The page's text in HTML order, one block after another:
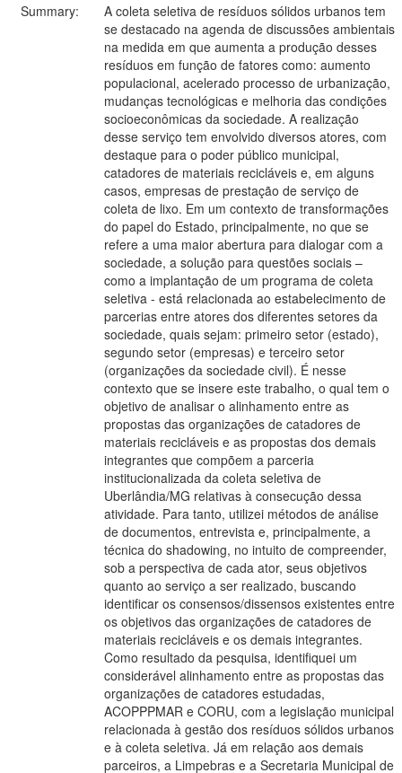
Summary:
A coleta seletiva de resíduos sólidos urbanos tem
se destacado na agenda de discussões ambientais
na medida em que aumenta a produção desses
resíduos em função de fatores como: aumento
populacional, acelerado processo de urbanização,
mudanças tecnológicas e melhoria das condições
socioeconômicas da sociedade. A realização
desse serviço tem envolvido diversos atores, com
destaque para o poder público municipal,
catadores de materiais recicláveis e, em alguns
casos, empresas de prestação de serviço de
coleta de lixo. Em um contexto de transformações
do papel do Estado, principalmente, no que se
refere a uma maior abertura para dialogar com a
sociedade, a solução para questões sociais –
como a implantação de um programa de coleta
seletiva - está relacionada ao estabelecimento de
parcerias entre atores dos diferentes setores da
sociedade, quais sejam: primeiro setor (estado),
segundo setor (empresas) e terceiro setor
(organizações da sociedade civil). É nesse
contexto que se insere este trabalho, o qual tem o
objetivo de analisar o alinhamento entre as
propostas das organizações de catadores de
materiais recicláveis e as propostas dos demais
integrantes que compõem a parceria
institucionalizada da coleta seletiva de
Uberlândia/MG relativas à consecução dessa
atividade. Para tanto, utilizei métodos de análise
de documentos, entrevista e, principalmente, a
técnica do shadowing, no intuito de compreender,
sob a perspectiva de cada ator, seus objetivos
quanto ao serviço a ser realizado, buscando
identificar os consensos/dissensos existentes entre
os objetivos das organizações de catadores de
materiais recicláveis e os demais integrantes.
Como resultado da pesquisa, identifiquei um
considerável alinhamento entre as propostas das
organizações de catadores estudadas,
ACOPPPMAR e CORU, com a legislação municipal
relacionada à gestão dos resíduos sólidos urbanos
e à coleta seletiva. Já em relação aos demais
parceiros, a Limpebras e a Secretaria Municipal de